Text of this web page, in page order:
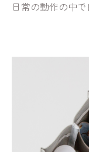
日常の動作の中